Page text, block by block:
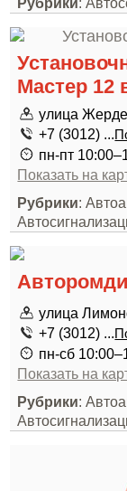
Мастер 12
улица
+7 (3012) ...
пн-пт
Показать на
Рубрики:
Авторомди
улица
+7 (3012) ...
пн-сб
Показать на
Рубрики: